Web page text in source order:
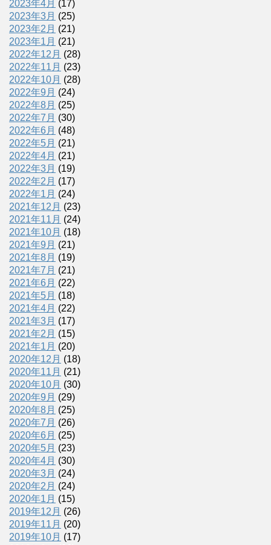
2023年4月 (17)
2023年3月 (25)
2023年2月 (21)
2023年1月 (21)
2022年12月 (28)
2022年11月 (23)
2022年10月 (28)
2022年9月 (24)
2022年8月 (25)
2022年7月 (30)
2022年6月 (48)
2022年5月 (21)
2022年4月 (21)
2022年3月 (19)
2022年2月 (17)
2022年1月 (24)
2021年12月 (23)
2021年11月 (24)
2021年10月 (18)
2021年9月 (21)
2021年8月 (19)
2021年7月 (21)
2021年6月 (22)
2021年5月 (18)
2021年4月 (22)
2021年3月 (17)
2021年2月 (15)
2021年1月 (20)
2020年12月 (18)
2020年11月 (21)
2020年10月 (30)
2020年9月 (29)
2020年8月 (25)
2020年7月 (26)
2020年6月 (25)
2020年5月 (23)
2020年4月 (30)
2020年3月 (24)
2020年2月 (24)
2020年1月 (15)
2019年12月 (26)
2019年11月 (20)
2019年10月 (17)